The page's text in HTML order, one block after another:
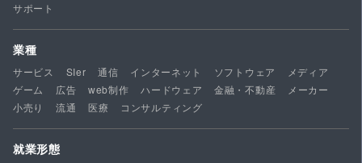
サポート
業種
サービス SIer 通信 インターネット ソフトウェア
メディア
ゲーム
広告 web制作 ハードウェア 金融・不動産
メーカー
小売り
流通 医療 コンサルティング
就業形態